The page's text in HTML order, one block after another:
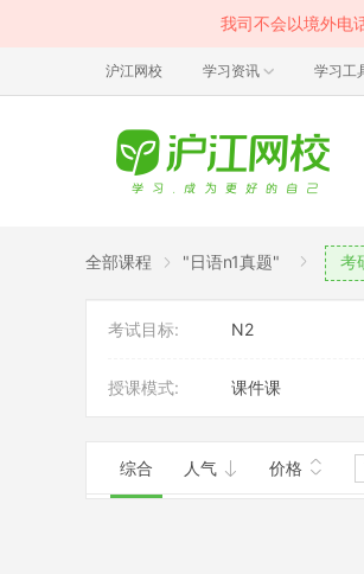
我司不会以境外电
沪江网校 学习资讯 学习工
全部课程 "日语n1真题" 考
考试目标: N2
授课模式: 课件课
综合 人气 价格